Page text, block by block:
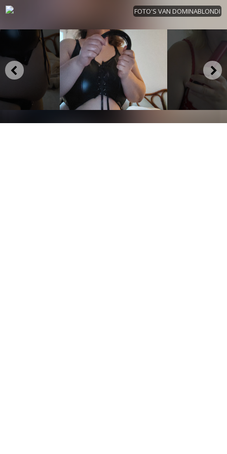
FOTO'S VAN DOMINABLONDI